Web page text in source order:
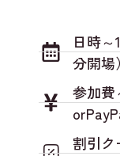
日時～
分開場
参加費
割引ク